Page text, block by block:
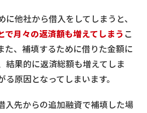
に他社から借入をしてしまうと、
で月々の返済額も増えてしまう こ
た、補填するために借りた金額に
結果的に返済総額も増えてしま
原因となってしまいます。
入先からの追加融資で補填した場